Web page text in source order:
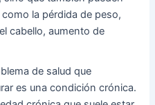
la pérdida de peso,
cabello, aumento de
de salud que
es una condición crónica.